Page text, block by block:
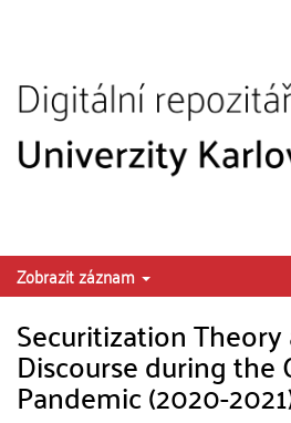
Zobrazit záznam
Securitization
Discourse during the
Pandemic (2020-